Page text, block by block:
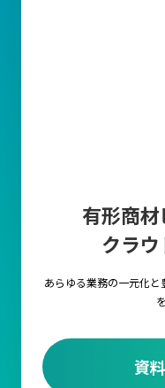
有形商
クラ
あらゆる業務の一元化
資